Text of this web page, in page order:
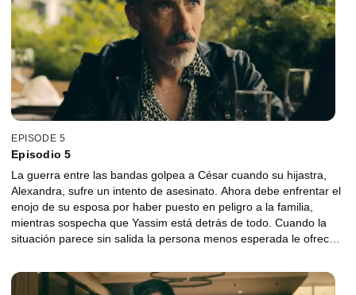
EPISODE 5
Episodio 5
La guerra entre las bandas golpea a César cuando su hijastra,
Alexandra, sufre un intento de asesinato. Ahora debe enfrentar el
enojo de su esposa por haber puesto en peligro a la familia,
mientras sospecha que Yassim está detrás de todo. Cuando la
situación parece sin salida la persona menos esperada le ofrece